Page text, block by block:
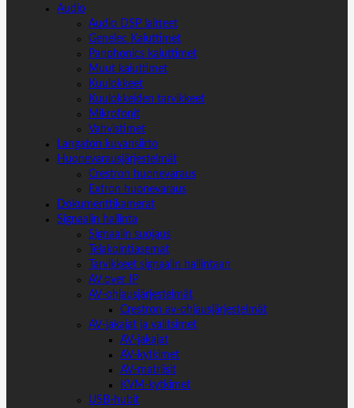
Audio
Audio DSP laitteet
Genelec Kaiuttimet
Panphonics kaiuttimet
Muut kaiuttimet
Kuulokkeet
Kuulokkeiden tarvikkeet
Mikrofonit
Vahvistimet
Langaton kuvansiirto
Huonevarausjärjestelmät
Crestron huonevaraus
Extron huonevaraus
Dokumenttikamerat
Signaalin hallinta
Signaalin suojaus
Telakointiasemat
Tarvikkeet signaalin hallintaan
AV over IP
AV-ohjausjärjestelmät
Crestron av-ohjausjärjestelmät
AV-jakajat ja valitsimet
AV-jakajat
AV-kytkimet
AV-matriisit
KVM-kytkimet
USB-hubit